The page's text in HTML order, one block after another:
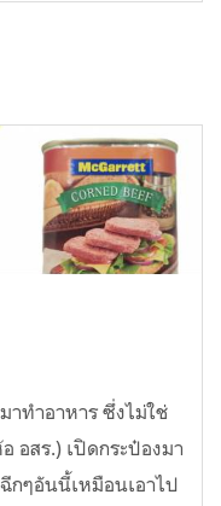
าทำอาหาร ซึ่งไม่ใช่
สร.) เปิดกระป๋องมา
กๆอันนี้เหมือนเอาไป